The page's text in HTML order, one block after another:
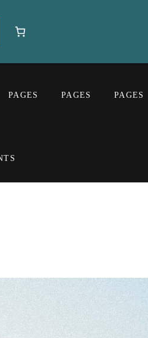
PAGES PAGES PAGES